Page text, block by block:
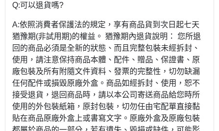
Q:可以退貨嗎?
A:依照消費者保護法的規定，享有商品貨到次日起七天
猶豫期(非試用期)的權益。 猶豫期內退貨說明： 您所退
回的商品必須是全新的狀態、而且完整包裝未經拆封、
使用，請注意保持商品本體、配件、贈品、保證書、原
廠包裝及所有附隨文件資料、發票的完整性，切勿缺漏
任何配件或損毀原廠外盒。商品如經拆封、使用，恕不
接受退貨，退回商品時，請以本公司寄送商品給您時所
使用的外包裝紙箱，原封包裝，切勿任由宅配單直接黏
貼在商品原廠外盒上或書寫文字。原廠外盒及原廠包裝